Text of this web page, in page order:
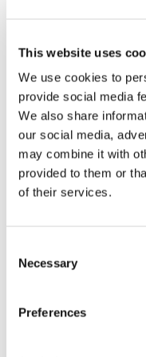
This website uses
We use cookies to
provide social media
We also share
our social media,
may combine it with
provided to them or
of their services.
Selection
Necessary
Preferences